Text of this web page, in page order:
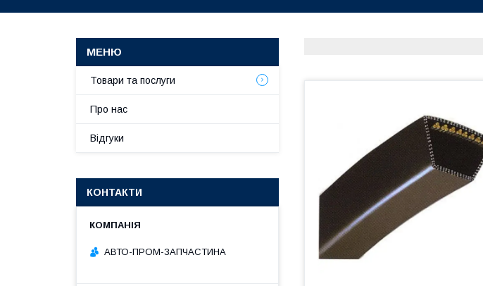
Товари та послуги
Про нас
Відгуки
КОНТАКТИ
АВТО-ПРОМ-ЗАПЧАСТИНА